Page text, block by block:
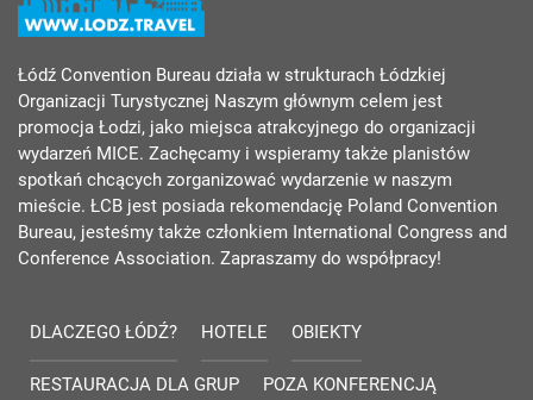
Łódź Convention Bureau działa w strukturach Łódzkiej
Organizacji Turystycznej Naszym głównym celem jest
promocja Łodzi, jako miejsca atrakcyjnego do organizacji
wydarzeń MICE. Zachęcamy i wspieramy także planistów
spotkań chcących zorganizować wydarzenie w naszym
mieście. ŁCB jest posiada rekomendację Poland Convention
Bureau, jesteśmy także członkiem International Congress and
Conference Association. Zapraszamy do współpracy!
DLACZEGO ŁÓDŹ? HOTELE OBIEKTY
RESTAURACJA DLA GRUP POZA KONFERENCJĄ